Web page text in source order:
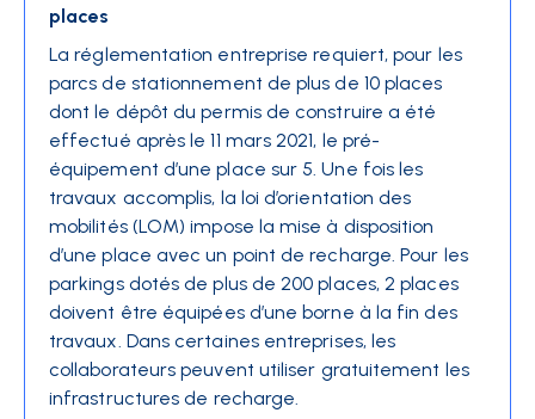
places
La réglementation entreprise requiert, pour les
parcs de stationnement de plus de 10 places
dont le dépôt du permis de construire a été
effectué après le 11 mars 2021, le pré-
équipement d’une place sur 5. Une fois les
travaux accomplis, la loi d’orientation des
mobilités (LOM) impose la mise à disposition
d’une place avec un point de recharge. Pour les
parkings dotés de plus de 200 places, 2 places
doivent être équipées d’une borne à la fin des
travaux. Dans certaines entreprises, les
collaborateurs peuvent utiliser gratuitement les
infrastructures de recharge.